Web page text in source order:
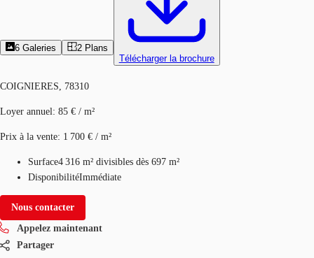
6 Galeries 2 Plans
Télécharger la brochure
COIGNIERES, 78310
Loyer annuel : 85 € / m²
Prix à la vente: 1 700 € / m²
Surface4 316 m² divisibles dès 697 m²
DisponibilitéImmédiate
Nous contacter
Appelez maintenant
Partager